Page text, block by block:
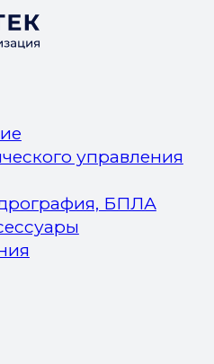
управления
БПЛА